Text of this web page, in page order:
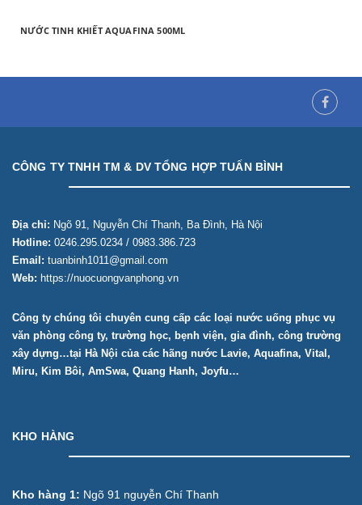
NƯỚC TINH KHIẾT AQUAFINA 500ML
CÔNG TY TNHH TM & DV TỔNG HỢP TUẤN BÌNH
Địa chỉ: Ngõ 91, Nguyễn Chí Thanh, Ba Đình, Hà Nội
Hotline: 0246.295.0234 / 0983.386.723
Email: tuanbinh1011@gmail.com
Web: https://nuocuongvanphong.vn
Công ty chúng tôi chuyên cung cấp các loại nước uống phục vụ
văn phòng công ty, trường học, bẹnh viện, gia đình, công trường
xây dựng…tại Hà Nội của các hãng nước Lavie, Aquafina, Vital,
Miru, Kim Bôi, AmSwa, Quang Hanh, Joyfu…
KHO HÀNG
Kho hàng 1: Ngõ 91 nguyễn Chí Thanh